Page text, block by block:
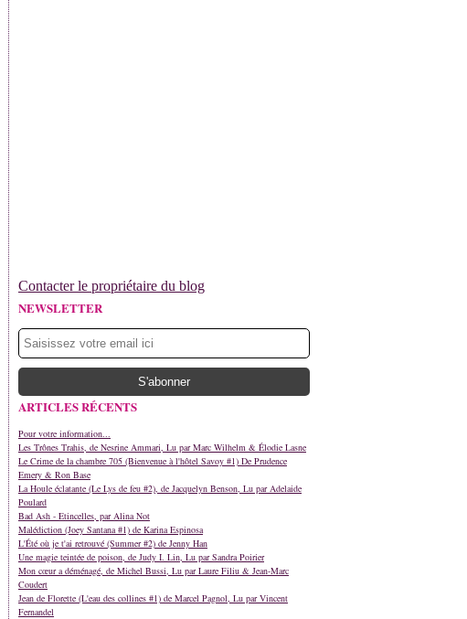
Contacter le propriétaire du blog
NEWSLETTER
ARTICLES RÉCENTS
Pour votre information...
Les Trônes Trahis, de Nesrine Ammari, Lu par Marc Wilhelm & Élodie Lasne
Le Crime de la chambre 705 (Bienvenue à l'hôtel Savoy #1) De Prudence
Emery & Ron Base
La Houle éclatante (Le Lys de feu #2), de Jacquelyn Benson, Lu par Adelaide
Poulard
Bad Ash - Etincelles, par Alina Not
Malédiction (Joey Santana #1) de Karina Espinosa
L'Été où je t'ai retrouvé (Summer #2) de Jenny Han
Une magie teintée de poison, de Judy I. Lin, Lu par Sandra Poirier
Mon cœur a déménagé, de Michel Bussi, Lu par Laure Filiu & Jean-Marc
Coudert
Jean de Florette (L'eau des collines #1) de Marcel Pagnol, Lu par Vincent
Fernandel